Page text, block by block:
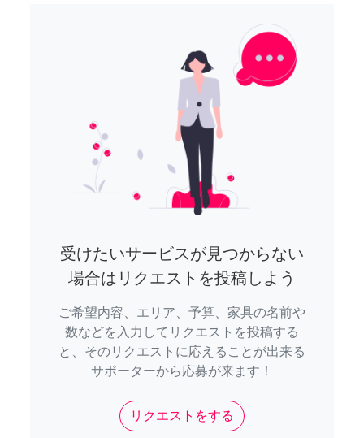
受けたいサービスが見つからない
場合はリクエストを投稿しよう
ご希望内容、エリア、予算、家具の名前や
数などを入力してリクエストを投稿する
と、そのリクエストに応えることが出来る
サポーターから応募が来ます！
リクエストをする